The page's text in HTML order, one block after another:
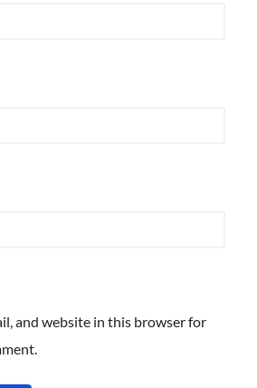
and website in this browser for